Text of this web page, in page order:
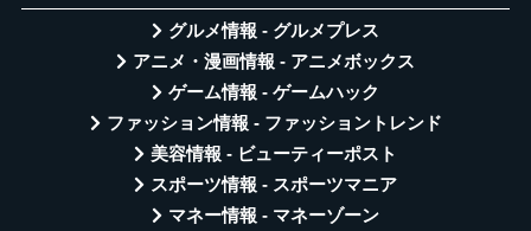
グルメ情報 - グルメプレス
アニメ・漫画情報 - アニメボックス
ゲーム情報 - ゲームハック
ファッション情報 - ファッショントレンド
美容情報 - ビューティーポスト
スポーツ情報 - スポーツマニア
マネー情報 - マネーゾーン